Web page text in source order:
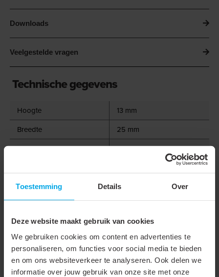
Toestemming Details Over
Deze website maakt gebruik van cookies
We gebruiken cookies om content en advertenties te
personaliseren, om functies voor social media te bieden
en om ons websiteverkeer te analyseren. Ook delen we
informatie over jouw gebruik van onze site met onze
Downloads
Veelgestelde vragen
Technische gegevens
Hoogte
13 mm
Breedte
25 mm
Type connector
Kapvormdeel
Materiaal
Kunststof
Halogeenvrij
Geschikt voor
functiebehoud